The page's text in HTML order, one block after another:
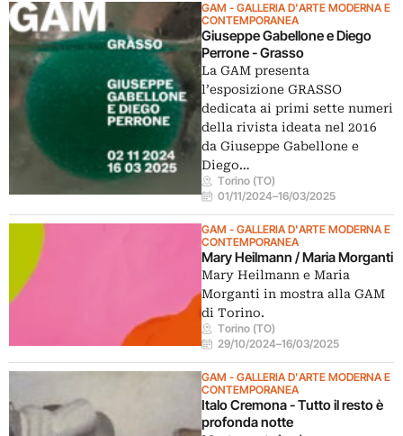
GAM - GALLERIA D'ARTE MODERNA E
CONTEMPORANEA
Giuseppe Gabellone e Diego
Perrone - Grasso
La GAM presenta
l’esposizione GRASSO
dedicata ai primi sette numeri
della rivista ideata nel 2016
da Giuseppe Gabellone e
Diego…
Torino (TO)
01/11/2024–16/03/2025
GAM - GALLERIA D'ARTE MODERNA E
CONTEMPORANEA
Mary Heilmann / Maria Morganti
Mary Heilmann e Maria
Morganti in mostra alla GAM
di Torino.
Torino (TO)
29/10/2024–16/03/2025
GAM - GALLERIA D'ARTE MODERNA E
CONTEMPORANEA
Italo Cremona - Tutto il resto è
profonda notte